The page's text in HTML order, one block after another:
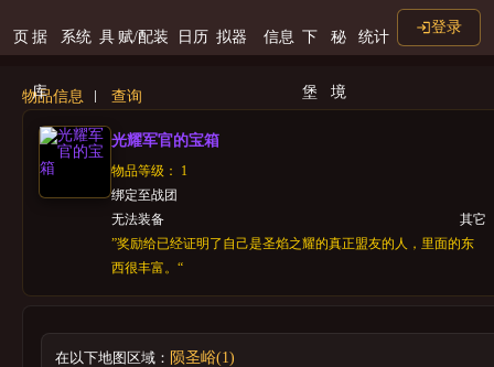
页 据
库
系统 具 赋/配装 日历 拟器 信息 下
堡
秘
境
统计
登录
物品信息 查询
光耀军官的宝箱
物品等级： 1
绑定至战团
无法装备
其它
”奖励给已经证明了自己是圣焰之耀的真正盟友的人，里面的东
西很丰富。“
在以下地图区域： 陨圣峪(1)